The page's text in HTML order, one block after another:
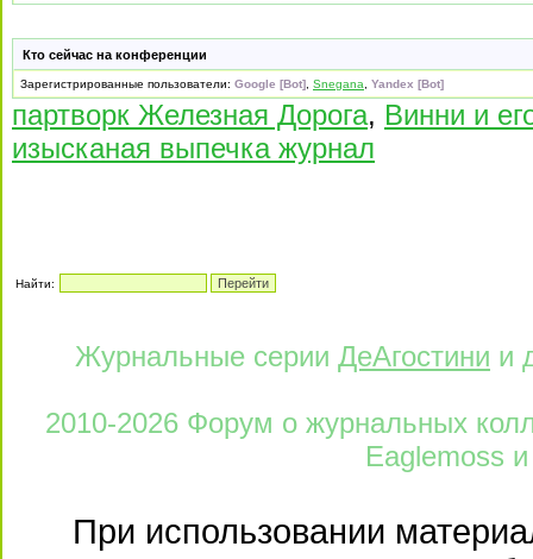
Кто сейчас на конференции
Зарегистрированные пользователи: Google [Bot] Snegana Yandex [Bot]
партворк Железная Дорога, Винни и
изысканая выпечка журнал
Найти:
Журнальные серии ДеАгостини и
2010-2026 Форум о журнальных
Eaglemoss и
При использовании